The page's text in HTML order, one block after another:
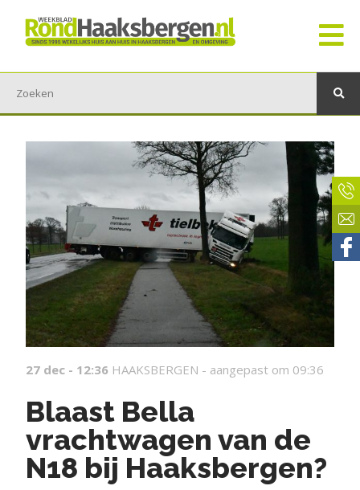
27 dec - 12:36 HAAKSBERGEN - aangepast om 09:36
Blaast Bella
vrachtwagen van de
N18 bij Haaksbergen?